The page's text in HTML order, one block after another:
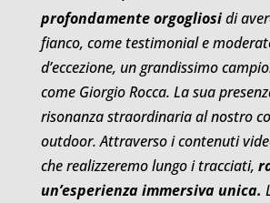
profondamente orgogliosidi
fianco, come testimonial e
d’eccezione, un grandissimo
come Giorgio Rocca. La sua
risonanza straordinaria al nostro
outdoor. Attraverso i contenuti
che realizzeremo lungo i tracciati,
un’esperienza immersiva unica.